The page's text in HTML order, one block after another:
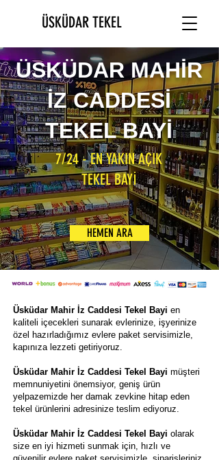
ÜSKÜDAR TEKEL
ÜSKÜDAR MAHİR
İZ CADDESİ
TEKEL BAYİ
7/24 - EN YAKIN AÇIK
TEKEL BAYİ
HEMEN ARA
Üsküdar Mahir İz Caddesi Tekel Bayi en
kaliteli içecekleri sunarak evlerinize, işyerinize
özel hazırladığımız evlere paket servisimizle,
kapınıza lezzeti getiriyoruz.
Üsküdar Mahir İz Caddesi Tekel Bayi müşteri
memnuniyetini önemsiyor, geniş ürün
yelpazemizde her damak zevkine hitap eden
tekel ürünlerini adresinize teslim ediyoruz.
Üsküdar Mahir İz Caddesi Tekel Bayi olarak
size en iyi hizmeti sunmak için, hızlı ve